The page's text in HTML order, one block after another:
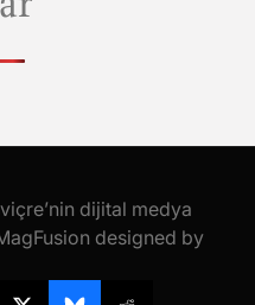
dijital medya
designed by